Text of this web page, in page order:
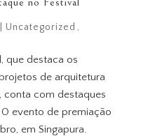
Uncategorized
que destaca os
de arquitetura
conta com destaques
evento de premiação
em Singapura.